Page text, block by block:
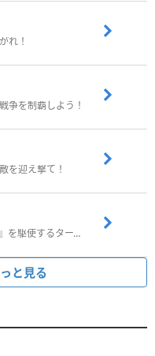
れ！
争を制覇しよう！
を迎え撃て！
武器の『アビリティ』と『戦神』を駆使するターン制コマンドバトルRPG！
と見る